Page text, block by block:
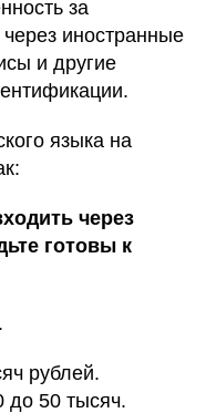
за
иностранные
и другие
языка на
через
готовы к
рублей.
до 50 тысяч.